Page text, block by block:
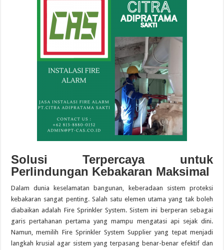
Solusi Terpercaya untuk
Perlindungan Kebakaran Maksimal
Dalam dunia keselamatan bangunan, keberadaan sistem proteksi
kebakaran sangat penting. Salah satu elemen utama yang tak boleh
diabaikan adalah Fire Sprinkler System. Sistem ini berperan sebagai
garis pertahanan pertama yang mampu mengatasi api sejak dini.
Namun, memilih Fire Sprinkler System Supplier yang tepat menjadi
langkah krusial agar sistem yang terpasang benar-benar efektif dan